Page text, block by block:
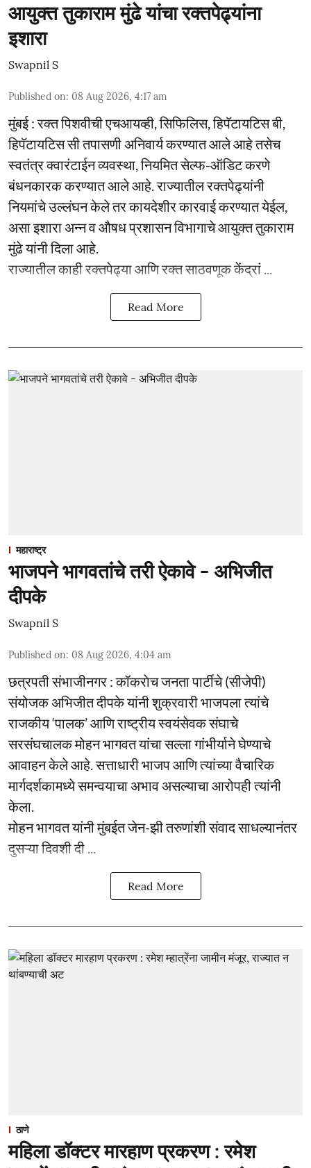
आयुक्त तुकाराम मुंढे यांचा रक्तपेढ्यांना
इशारा
Swapnil S
Published on: 08 Aug 2026, 4:17 am
मुंबई : रक्त पिशवीची एचआयव्ही, सिफिलिस, हिपॅटायटिस बी,
हिपॅटायटिस सी तपासणी अनिवार्य करण्यात आले आहे तसेच
स्वतंत्र क्वारंटाईन व्यवस्था, नियमित सेल्फ-ऑडिट करणे
बंधनकारक करण्यात आले आहे. राज्यातील रक्तपेढ्यांनी
नियमांचे उल्लंघन केले तर कायदेशीर कारवाई करण्यात येईल,
असा इशारा अन्न व औषध प्रशासन विभागाचे आयुक्त तुकाराम
मुंढे यांनी दिला आहे.
राज्यातील काही रक्तपेढ्या आणि रक्त साठवणूक केंद्रां ...
Read More
महाराष्ट्र
भाजपने भागवतांचे तरी ऐकावे - अभिजीत
दीपके
Swapnil S
Published on: 08 Aug 2026, 4:04 am
छत्रपती संभाजीनगर : कॉकराेच जनता पार्टीचे (सीजेपी)
संयोजक अभिजीत दीपके यांनी शुक्रवारी भाजपला त्यांचे
राजकीय ‘पालक’ आणि राष्ट्रीय स्वयंसेवक संघाचे
सरसंघचालक मोहन भागवत यांचा सल्ला गांभीर्याने घेण्याचे
आवाहन केले आहे. सत्ताधारी भाजप आणि त्यांच्या वैचारिक
मार्गदर्शकामध्ये समन्वयाचा अभाव असल्याचा आरोपही त्यांनी
केला.
मोहन भागवत यांनी मुंबईत जेन-झी तरुणांशी संवाद साधल्यानंतर
दुसऱ्या दिवशी दी ...
Read More
ठाणे
महिला डॉक्टर मारहाण प्रकरण : रमेश